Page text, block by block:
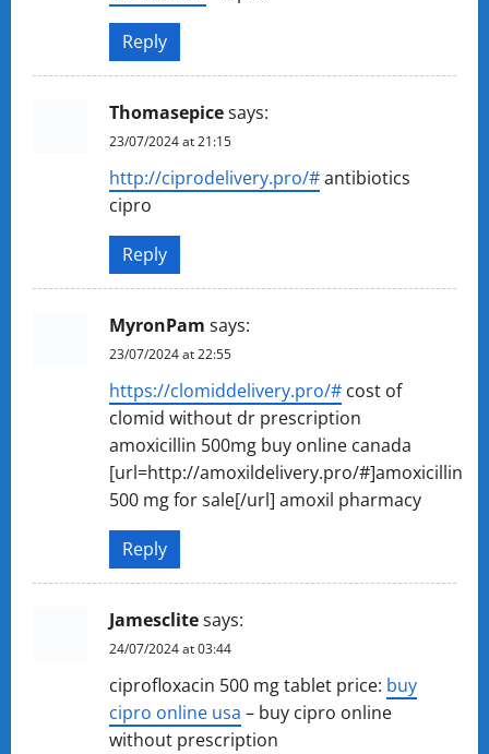
Reply
Thomasepicesays:
23/07/2024 at 21:15
http://ciprodelivery.pro/#antibiotics
cipro
Reply
MyronPam says:
23/07/2024 at 22:55
https://clomiddelivery.pro/# cost of
clomid without dr prescription
amoxicillin 500mg buy online canada
[url=http://amoxildelivery.pro/#]amoxicillin
500 mg for sale[/url] amoxil pharmacy
Reply
Jamesclitesays:
24/07/2024 at 03:44
ciprofloxacin 500 mg tablet price: buy
cipro online usa – buy cipro online
without prescription